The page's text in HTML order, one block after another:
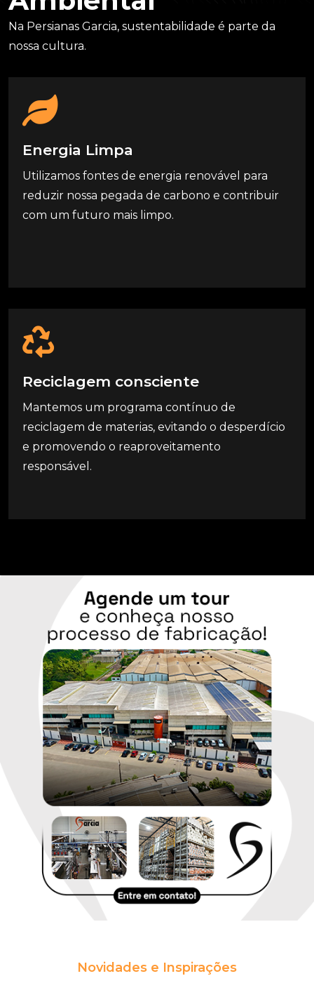
Na Persianas Garcia, sustentabilidade é parte da
nossa cultura.
Energia Limpa
Utilizamos fontes de energia renovável para
reduzir nossa pegada de carbono e contribuir
com um futuro mais limpo.
Reciclagem consciente
Mantemos um programa contínuo de
reciclagem de materias, evitando o desperdício
e promovendo o reaproveitamento
responsável.
Novidades e Inspirações